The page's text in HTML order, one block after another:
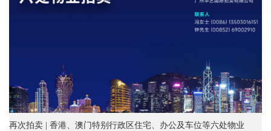
再次拍卖 | 香港、澳门特别行政区住宅、办公及车位等六处物业